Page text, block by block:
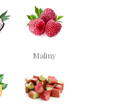
Maliny